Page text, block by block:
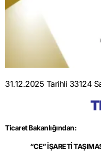
31.12.2025 Tarihli 33124
Ticaret Bakanlığından:
“CE” İŞARETİ